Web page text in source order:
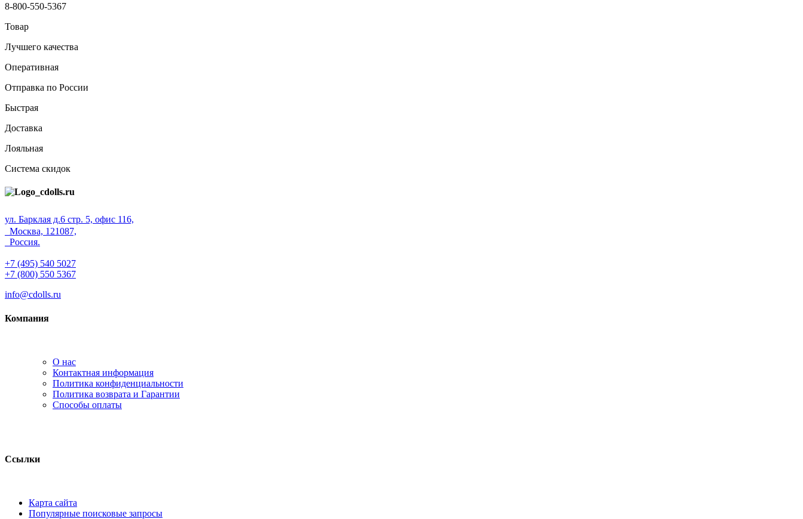
8-800-550-5367
Товар
Лучшего качества
Оперативная
Отправка по России
Быстрая
Доставка
Лояльная
Система скидок
ул. Барклая д.6 стр. 5, офис 116,
Москва, 121087,
Россия.
+7 (495) 540 5027
+7 (800) 550 5367
info@cdolls.ru
Компания
О нас
Контактная информация
Политика конфиденциальности
Политика возврата и Гарантии
Способы оплаты
Ссылки
Карта сайта
Популярные поисковые запросы